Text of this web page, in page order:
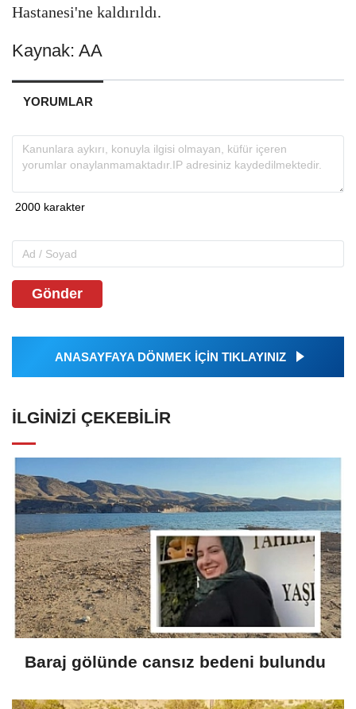
Hastanesi'ne kaldırıldı.
Kaynak: AA
YORUMLAR
Gönder
ANASAYFAYA DÖNMEK İÇİN TIKLAYINIZ
İLGINIZI ÇEKEBILIR
Baraj gölünde cansız bedeni bulundu